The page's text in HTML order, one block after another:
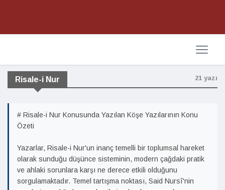
Risale-i Nur 21 yazı
# Risale-i Nur Konusunda Yazılan Köşe Yazılarının Konu
Özeti
Yazarlar, Risale-i Nur'un inanç temelli bir toplumsal hareket
olarak sunduğu düşünce sisteminin, modern çağdaki pratik
ve ahlaki sorunlara karşı ne derece etkili olduğunu
sorgulamaktadır. Temel tartışma noktası, Said Nursî'nin